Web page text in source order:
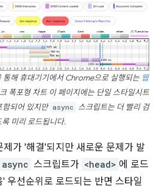
해 휴대기기에서 Chrome으로 실행되는 웹
폭포형 차트 이 페이지에는 단일 스타일시트
함되어 있지만 async 스크립트는 더 빨리 검
록 미리 로드됩니다.
가 '해결'되지만 새로운 문제가 발
async 스크립트가 <head> 에 로드
우선순위로 로드되는 반면 스타일